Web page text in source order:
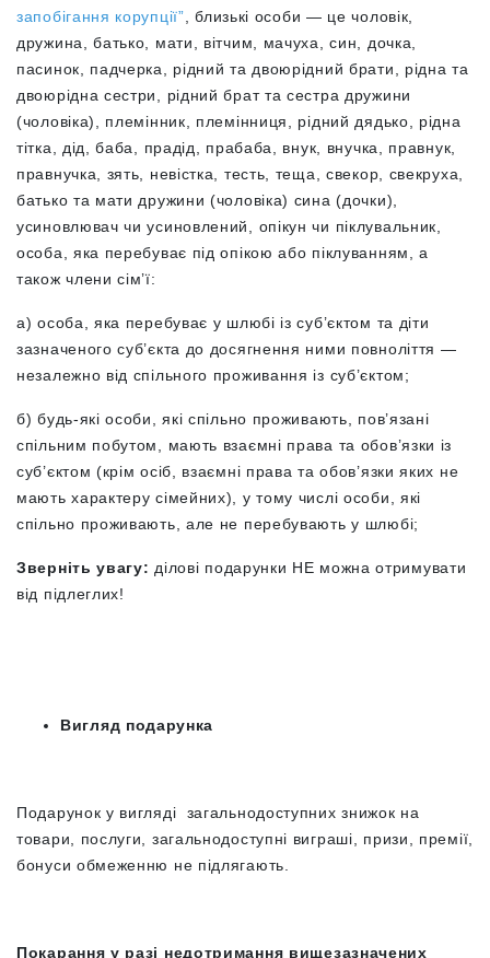
запобігання корупції” , близькі особи — це чоловік,
дружина, батько, мати, вітчим, мачуха, син, дочка,
пасинок, падчерка, рідний та двоюрідний брати, рідна та
двоюрідна сестри, рідний брат та сестра дружини
(чоловіка), племінник, племінниця, рідний дядько, рідна
тітка, дід, баба, прадід, прабаба, внук, внучка, правнук,
правнучка, зять, невістка, тесть, теща, свекор, свекруха,
батько та мати дружини (чоловіка) сина (дочки),
усиновлювач чи усиновлений, опікун чи піклувальник,
особа, яка перебуває під опікою або піклуванням, а
також члени сім’ї:
а) особа, яка перебуває у шлюбі із суб’єктом та діти
зазначеного суб’єкта до досягнення ними повноліття —
незалежно від спільного проживання із суб’єктом;
б) будь-які особи, які спільно проживають, пов’язані
спільним побутом, мають взаємні права та обов’язки із
суб’єктом (крім осіб, взаємні права та обов’язки яких не
мають характеру сімейних), у тому числі особи, які
спільно проживають, але не перебувають у шлюбі;
Зверніть увагу: ділові подарунки НЕ можна отримувати
від підлеглих!
Вигляд подарунка
Подарунок у вигляді загальнодоступнихзнижок на
товари, послуги, загальнодоступні виграші, призи, премії,
бонуси обмеженню не підлягають.
Покарання у разі недотримання вищезазначених